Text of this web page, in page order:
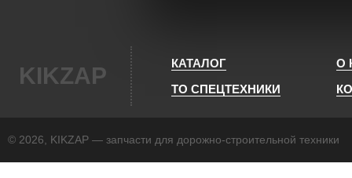
KIKZAP КАТАЛОГ
О
ТО СПЕЦТЕХНИКИ
© 2026, KIKZAP — запчасти для дорожно-строительной техники